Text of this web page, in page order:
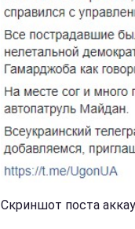
Скриншот поста